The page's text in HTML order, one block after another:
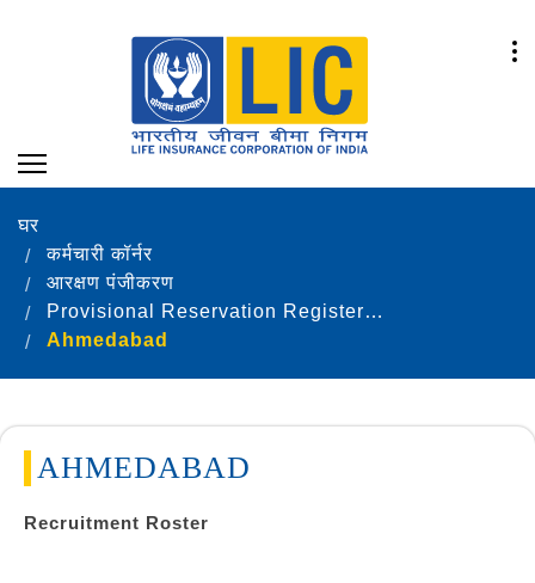
घर
कर्मचारी कॉर्नर
आरक्षण पंजीकरण
Provisional Reservation Registers as on 31.12.2023
Ahmedabad
AHMEDABAD
Recruitment Roster